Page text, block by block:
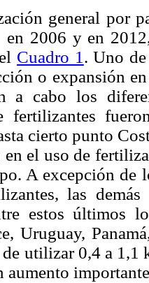
general por
2006 y en
Cuadro 1 . Uno
o expansión
a cabo los
fertilizantes
cierto punto
el uso de
A excepción de
las
estos últimos
Uruguay,
utilizar 0,4 a 1,1
aumento